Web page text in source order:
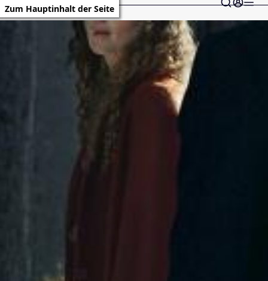
Zum Hauptinhalt der Seite